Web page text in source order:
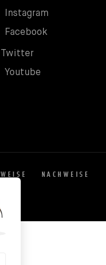
Instagram
FacebookNeues Fenster
TwitterNeues Fenster
Youtube
NACHWEISE